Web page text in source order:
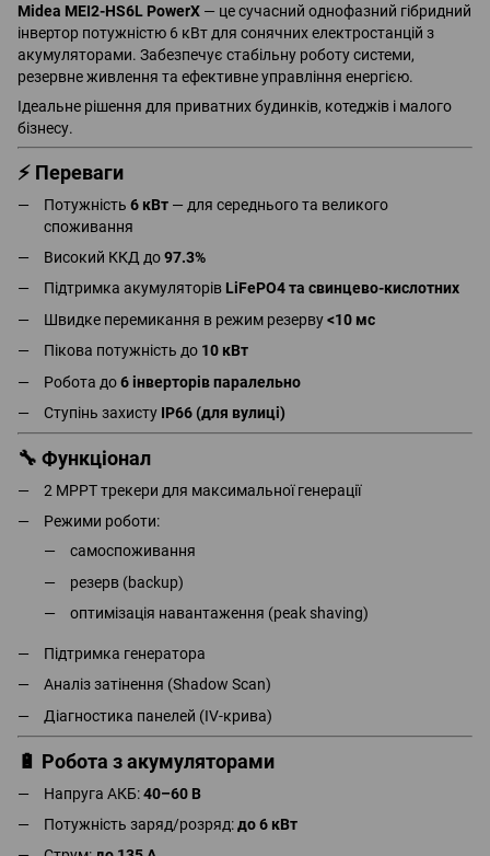
Midea MEI2-HS6L PowerX — це сучасний однофазний гібридний
інвертор потужністю 6 кВт для сонячних електростанцій з
акумуляторами. Забезпечує стабільну роботу системи,
резервне живлення та ефективне управління енергією.
Ідеальне рішення для приватних будинків, котеджів і малого
бізнесу.
⚡ Переваги
Потужність 6 кВт — для середнього та великого
споживання
Високий ККД до97.3%
Підтримка акумуляторів LiFePO4 та свинцево-кислотних
Швидке перемикання в режим резерву<10 мс
Пікова потужність до 10 кВт
Робота до6 інверторів паралельно
Ступінь захисту IP66 (для вулиці)
🔧 Функціонал
2 MPPT трекери для максимальної генерації
Режими роботи:
самоспоживання
резерв (backup)
оптимізація навантаження (peak shaving)
Підтримка генератора
Аналіз затінення (Shadow Scan)
Діагностика панелей (IV-крива)
🔋 Робота з акумуляторами
Напруга АКБ:40–60 В
Потужність заряд/розряд:до 6 кВт